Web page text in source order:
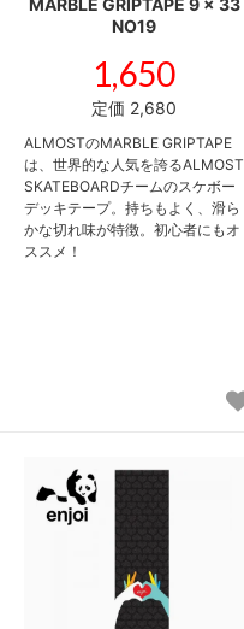
MARBLE GRIPTAPE 9 x 33
NO19
1,650
定価 2,680
ALMOSTのMARBLE GRIPTAPE
は、世界的な人気を誇るALMOST
SKATEBOARDチームのスケボー
デッキテープ。持ちもよく、滑ら
かな切れ味が特徴。初心者にもオ
ススメ！